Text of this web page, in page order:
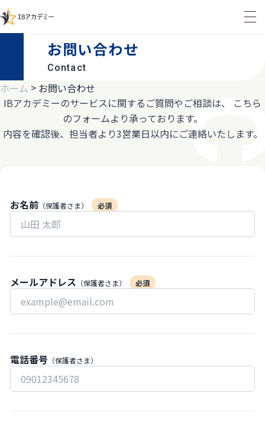
お問い合わせ
Contact
ホーム > お問い合わせ
IBアカデミーのサービスに関するご質問やご相談は、
こちら
のフォームより承っております。
内容を確認後、担当者より3営業日以内にご連絡いたします。
お名前 （保護者さま） 必須
メールアドレス （保護者さま） 必須
電話番号 （保護者さま）